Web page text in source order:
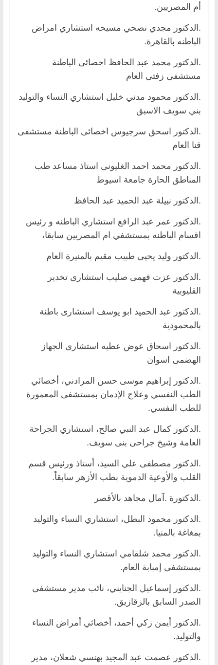
أم المصريين.
.الدكتور مجدي نصحي مسيحه استشاري امراض
الباطنه بالقاهرة.
.الدكتور محمد عبد الحافظ اخصائى الباطنة
مستشفى زفتى العام
.الدكتور محمود مدني خليل استشاري النساء والتوليد
بني سويف الاسبق
.الدكتور اسحق سرجيوس اخصائى الباطنة مستشفى
قنا العام
.الدكتور محمد احمد الغليونى استاذ مساعد طب
المناطق الحارة جامعة اسيوط
.الدكتور نبيلة عبد الحميد عبد الحافظ
.الدكتور عمر عبد الرافع استشاري الباطنه و رئيس
اقسام الباطنه بمستشفي ام المصريين سابقا،
.الدكتور وليد يحيى طبيب مقيم بالمنيرة العام
.الدكتور عزت فهمى صليب استشارى تخدير
القليوبية
.الدكتور عبد الحميد ابو يوسف استشارى باطنة
بالمحمودية
.الدكتور اسحاق عوض عطيه استشارى الجهاز
الهضمى اسوان
.الدكتور إبراهيم موسى حسن المرادني، أخصائي
الطب النفسي وعلاج الإدمان بمستشفى المعمورة
للطب النفسي.
.الدكتور كمال عبد النبي صالح، استشاري الجراحة
العامة وشيخ جراحى بنى سويف.
.الدكتور مصطفى علي السيد، أستاذ ورئيس قسم
القلب والأوعية الدموية بطب الأزهر سابقاً.
.الدكتورة .آمال مجاهد بالأقصر
.الدكتور محمود البطل، استشاري النساء والتوليد
بمغاغة بالمنيا.
.الدكتور محمد شلقامي استشاري النساء والتوليد
بمستشفى إمبابة العام.
.الدكتور إسماعيل الجنايني، نائب مدير مستشفى
الصدر السابق بالزقازيق.
.الدكتور أيمن زكي أحمد، أخصائي أمراض النساء
والتوليد.
.الدكتور عصمت عبد المجيد بهنسي شعلان، مدير